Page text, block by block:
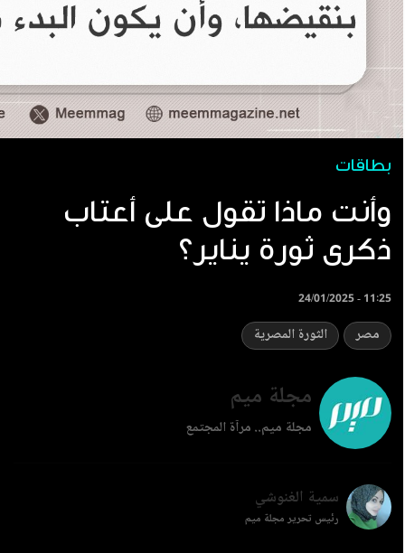
بطاقات
وأنت ماذا تقول على أعتاب
ذكرى ثورة يناير؟
24/01/2025 - 11:25
مصر الثورة المصرية
مجلة ميم
مجلة ميم.. مرآة المجتمع
سمية الغنوشي
رئيس تحرير مجلة ميم